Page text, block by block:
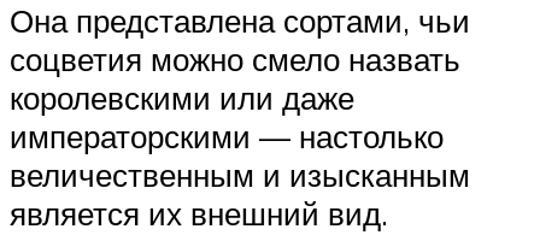
Она представлена сортами, чьи
соцветия можно смело назвать
королевскими или даже
императорскими — настолько
величественным и изысканным
является их внешний вид.